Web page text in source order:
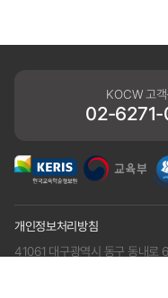
KOCW 고
02-
개인정보처리방침
41061 대구광역시 동구 동내로